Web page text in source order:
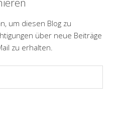
um diesen Blog zu
über neue Beiträge
zu erhalten.